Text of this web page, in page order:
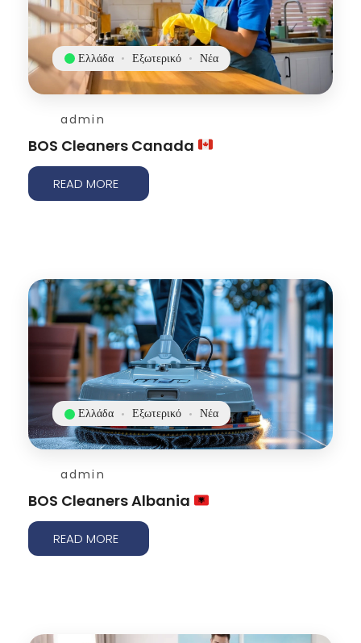
admin
Ελλάδα Εξωτερικό Νέα
BOS Cleaners Canada
READ MORE
admin
Ελλάδα Εξωτερικό Νέα
BOS Cleaners Albania
READ MORE